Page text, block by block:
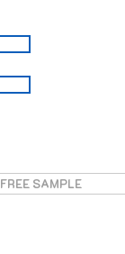
FREE SAMPLE